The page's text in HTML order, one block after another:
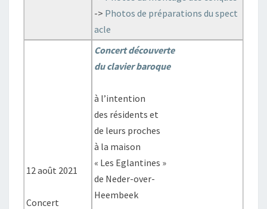
-> Photos de préparations du spect
acle
12 août 2021
Concert
Concert découverte
du clavier baroque
à l’intention
des résidents et
de leurs proches
à la maison
« Les Eglantines »
de Neder-over-
Heembeek